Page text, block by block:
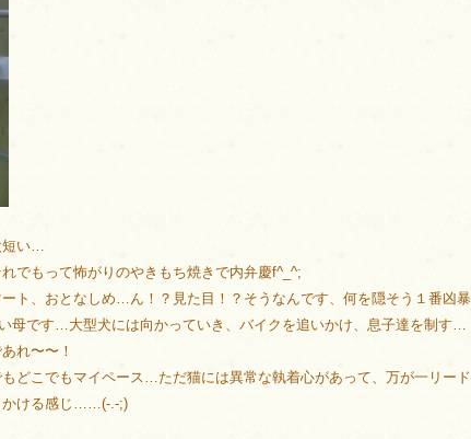
短い…
でもって怖がりのやきもち焼きで内弁慶f^_^;
ト、おとなしめ…ん！？見た目！？そうなんです、何を隠そう１番凶暴
母です…大型犬には向かっていき、バイクを追いかけ、息子達を制す…
れ〜〜！
どこでもマイペース…ただ猫には異常な執着心があって、万が一リード
かける感じ……(-.-;)